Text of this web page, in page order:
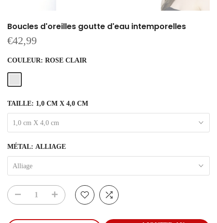
Boucles d'oreilles goutte d'eau intemporelles
€42,99
COULEUR: ROSE CLAIR
TAILLE: 1,0 CM X 4,0 CM
1,0 cm X 4,0 cm
MÉTAL: ALLIAGE
Alliage